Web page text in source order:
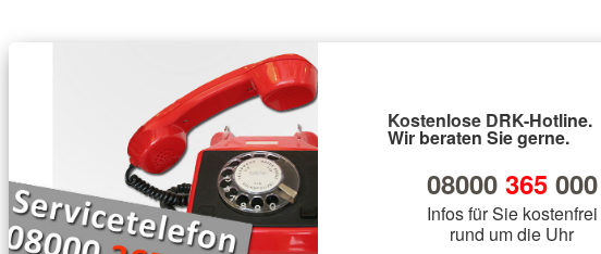
Kostenlose DRK-Hotline.
Wir beraten Sie gerne.
08000 365000
Infos für Sie kostenfrei
rund um die Uhr